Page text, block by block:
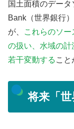
国土面積のデー
Bank（世界銀行
が、
これらのソ
の扱い、水域の
若干変動する こと
将来「